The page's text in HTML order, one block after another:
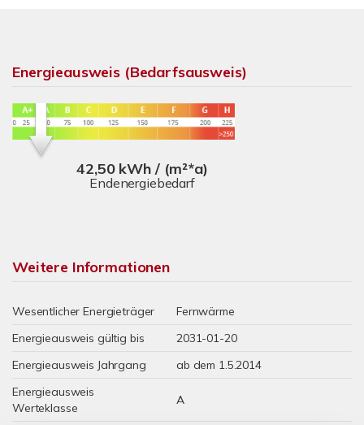
Energieausweis (Bedarfsausweis)
42,50 kWh / (m²*a)
Endenergiebedarf
Weitere Informationen
Wesentlicher Energieträger
Fernwärme
Energieausweis gültig bis
2031-01-20
Energieausweis Jahrgang
ab dem 1.5.2014
Energieausweis
Werteklasse
A